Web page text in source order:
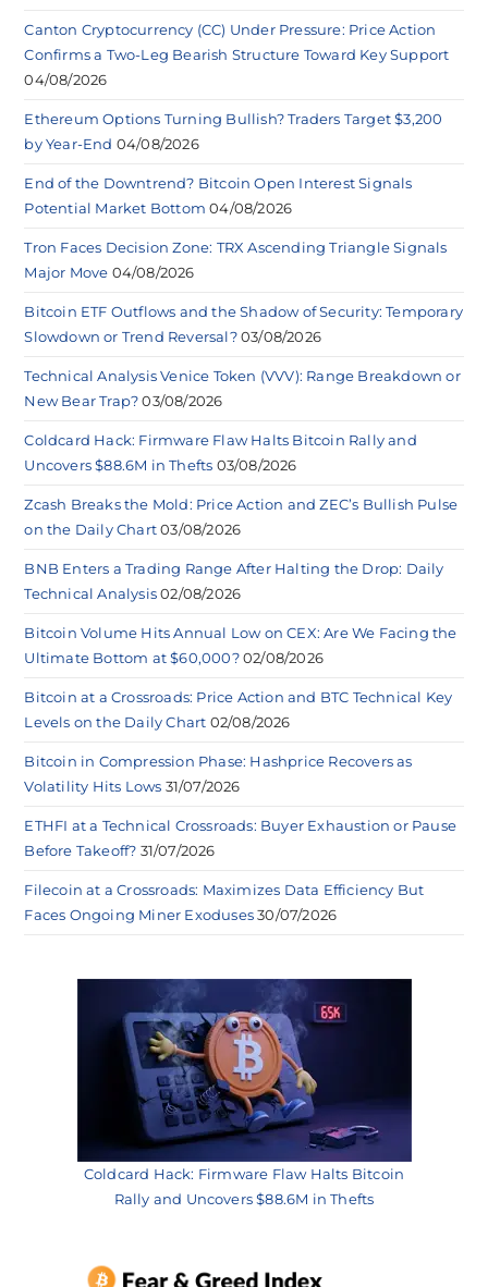
Canton Cryptocurrency (CC) Under Pressure: Price Action
Confirms a Two-Leg Bearish Structure Toward Key Support
04/08/2026
Ethereum Options Turning Bullish? Traders Target $3,200
by Year-End 04/08/2026
End of the Downtrend? Bitcoin Open Interest Signals
Potential Market Bottom 04/08/2026
Tron Faces Decision Zone: TRX Ascending Triangle Signals
Major Move 04/08/2026
Bitcoin ETF Outflows and the Shadow of Security: Temporary
Slowdown or Trend Reversal? 03/08/2026
Technical Analysis Venice Token (VVV): Range Breakdown or
New Bear Trap? 03/08/2026
Coldcard Hack: Firmware Flaw Halts Bitcoin Rally and
Uncovers $88.6M in Thefts 03/08/2026
Zcash Breaks the Mold: Price Action and ZEC’s Bullish Pulse
on the Daily Chart 03/08/2026
BNB Enters a Trading Range After Halting the Drop: Daily
Technical Analysis 02/08/2026
Bitcoin Volume Hits Annual Low on CEX: Are We Facing the
Ultimate Bottom at $60,000? 02/08/2026
Bitcoin at a Crossroads: Price Action and BTC Technical Key
Levels on the Daily Chart 02/08/2026
Bitcoin in Compression Phase: Hashprice Recovers as
Volatility Hits Lows 31/07/2026
ETHFI at a Technical Crossroads: Buyer Exhaustion or Pause
Before Takeoff? 31/07/2026
Filecoin at a Crossroads: Maximizes Data Efficiency But
Faces Ongoing Miner Exoduses 30/07/2026
Coldcard Hack: Firmware Flaw Halts Bitcoin
Rally and Uncovers $88.6M in Thefts